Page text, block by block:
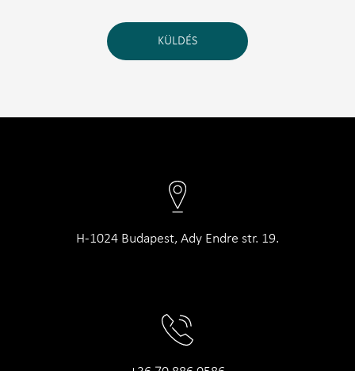
KÜLDÉS
H-1024 Budapest, Ady Endre str. 19.